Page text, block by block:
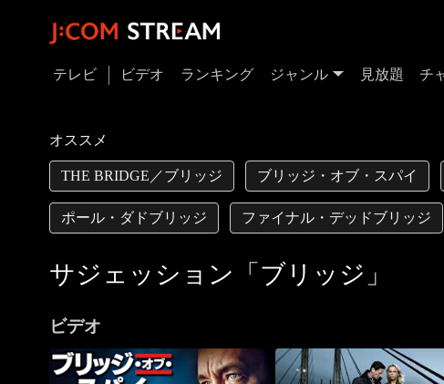
テレビ ビデオ ランキング ジャンル 見放題 チ
オススメ
THE BRIDGE／ブリッジ ブリッジ・オブ・スパイ
ポール・ダドブリッジ ファイナル・デッドブリッジ
サジェッション「ブリッジ」
ビデオ